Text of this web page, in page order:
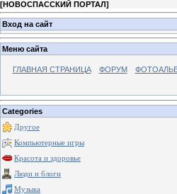
[НОВОСПАССКИЙ ПОРТАЛ]
Вход на сайт
Меню сайта
ГЛАВНАЯ СТРАНИЦА ФОРУМ
Categories
Другое
Компьютерные игры
Красота и здоровье
Люди и блоги
Музыка